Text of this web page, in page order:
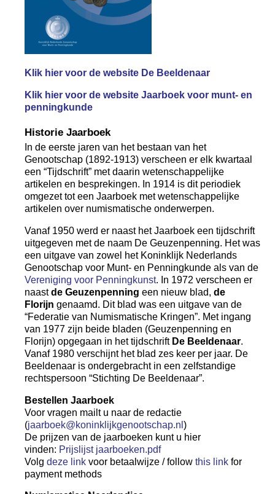
Klik hier voor de website De Beeldenaar
Klik hier voor de website Jaarboek voor munt- en
penningkunde
Historie Jaarboek
In de eerste jaren van het bestaan van het
Genootschap (1892-1913) verscheen er elk kwartaal
een “Tijdschrift” met daarin wetenschappelijke
artikelen en besprekingen. In 1914 is dit periodiek
omgezet tot een Jaarboek met wetenschappelijke
artikelen over numismatische onderwerpen.
Vanaf 1950 werd er naast het Jaarboek een tijdschrift
uitgegeven met de naam De Geuzenpenning. Het was
een uitgave van zowel het Koninklijk Nederlands
Genootschap voor Munt- en Penningkunde als van de
Vereniging voor Penningkunst. In 1972 verscheen er
naastde Geuzenpenning een nieuw blad, de
Florijn genaamd. Dit blad was een uitgave van de
“Federatie van Numismatische Kringen”. Met ingang
van 1977 zijn beide bladen (Geuzenpenning en
Florijn) opgegaan in het tijdschrift De Beeldenaar.
Vanaf 1980 verschijnt het blad zes keer per jaar. De
Beeldenaar is ondergebracht in een zelfstandige
rechtspersoon “Stichting De Beeldenaar”.
Bestellen Jaarboek
Voor vragen mailt u naar de redactie
(jaarboek@koninklijkgenootschap.nl )
De prijzen van de jaarboeken kunt u hier
vinden: Prijslijst jaarboeken.pdf
Volg deze link voor betaalwijze / follow this link for
payment methods